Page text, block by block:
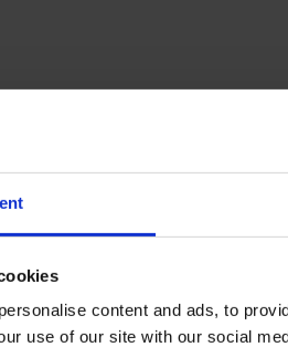
content and ads, to
use of our site with our social